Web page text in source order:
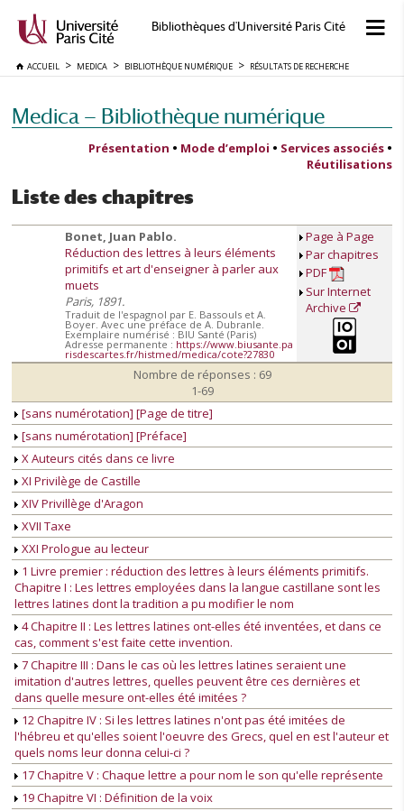
Bibliothèques d'Université Paris Cité
ACCUEIL MEDICA BIBLIOTHÈQUE NUMÉRIQUE RÉSULTATS DE RECHERCHE
Medica — Bibliothèque numérique
Présentation • Mode d’emploi • Services associés •
Réutilisations
Liste des chapitres
Bonet, Juan Pablo.
Réduction des lettres à leurs éléments
primitifs et art d'enseigner à parler aux
muets
Paris, 1891.
Traduit de l'espagnol par E. Bassouls et A.
Boyer. Avec une préface de A. Dubranle.
Exemplaire numérisé : BIU Santé (Paris)
Adresse permanente : https://www.biusante.pa
risdescartes.fr/histmed/medica/cote?27830
Page à Page
Par chapitres
PDF
Sur Internet
Archive
Nombre de réponses : 69
1-69
[sans numérotation] [Page de titre]
[sans numérotation] [Préface]
X Auteurs cités dans ce livre
XI Privilège de Castille
XIV Privillège d'Aragon
XVII Taxe
XXI Prologue au lecteur
1 Livre premier : réduction des lettres à leurs éléments primitifs.
Chapitre I : Les lettres employées dans la langue castillane sont les
lettres latines dont la tradition a pu modifier le nom
4 Chapitre II : Les lettres latines ont-elles été inventées, et dans ce
cas, comment s'est faite cette invention.
7 Chapitre III : Dans le cas où les lettres latines seraient une
imitation d'autres lettres, quelles peuvent être ces dernières et
dans quelle mesure ont-elles été imitées ?
12 Chapitre IV : Si les lettres latines n'ont pas été imitées de
l'hébreu et qu'elles soient l'oeuvre des Grecs, quel en est l'auteur et
quels noms leur donna celui-ci ?
17 Chapitre V : Chaque lettre a pour nom le son qu'elle représente
19 Chapitre VI : Définition de la voix